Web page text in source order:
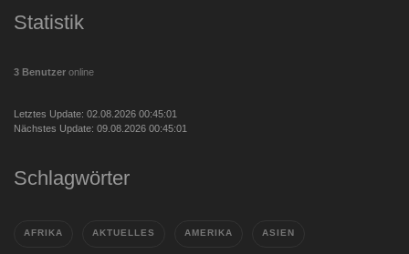
Statistik
3 Benutzer online
Letztes Update: 02.08.2026 00:45:01
Nächstes Update: 09.08.2026 00:45:01
Schlagwörter
AFRIKA AKTUELLES AMERIKA ASIEN